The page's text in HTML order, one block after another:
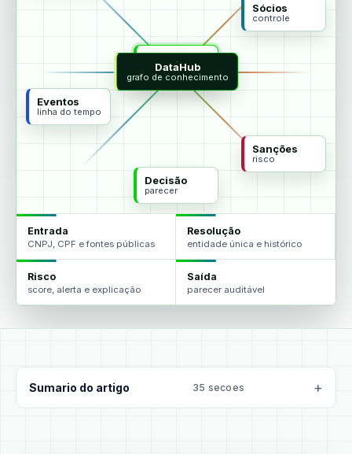
Sócios
controle
Eventos
linha do tempo
Sanções
risco
agentes
Decisão
parecer
DataHub
grafo de conhecimento
Entrada
CNPJ, CPF e fontes públicas
Resolução
entidade única e histórico
Risco
score, alerta e explicação
Saída
parecer auditável
Sumario do artigo 35 secoes